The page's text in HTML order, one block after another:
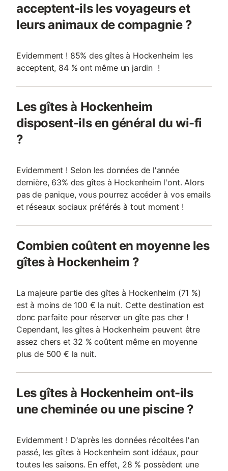
acceptent-ils les voyageurs et
leurs animaux de compagnie ?
Evidemment ! 85% des gîtes à Hockenheim les
acceptent, 84 % ont même un jardin !
Les gîtes à Hockenheim
disposent-ils en général du wi-fi
?
Evidemment ! Selon les données de l'année
dernière, 63% des gîtes à Hockenheim l'ont. Alors
pas de panique, vous pourrez accéder à vos emails
et réseaux sociaux préférés à tout moment !
Combien coûtent en moyenne les
gîtes à Hockenheim ?
La majeure partie des gîtes à Hockenheim (71 %)
est à moins de 100 € la nuit. Cette destination est
donc parfaite pour réserver un gîte pas cher !
Cependant, les gîtes à Hockenheim peuvent être
assez chers et 32 % coûtent même en moyenne
plus de 500 € la nuit.
Les gîtes à Hockenheim ont-ils
une cheminée ou une piscine ?
Evidemment ! D'après les données récoltées l'an
passé, les gîtes à Hockenheim sont idéaux, pour
toutes les saisons. En effet, 28 % possèdent une